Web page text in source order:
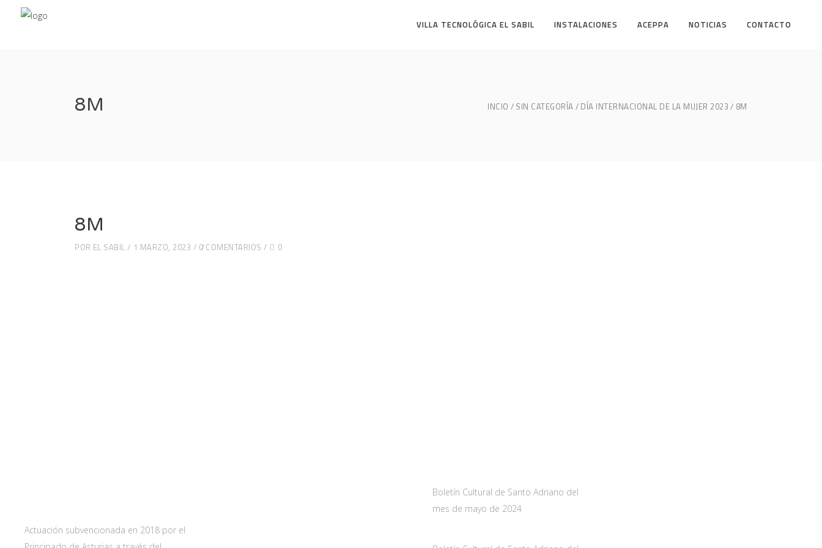
VILLA TECNOLÓGICA EL SABIL INSTALACIONES ACEPPA NOTICIAS CONTACTO
8M INCIO SIN CATEGORÍA DÍA INTERNACIONAL DE LA MUJER 2023 8M
8M
POR EL SABIL 1 MARZO, 2023 0 COMENTARIOS 0
Actuación subvencionada en 2018 por el
Boletín Cultural de Santo Adriano del
mes de mayo de 2024